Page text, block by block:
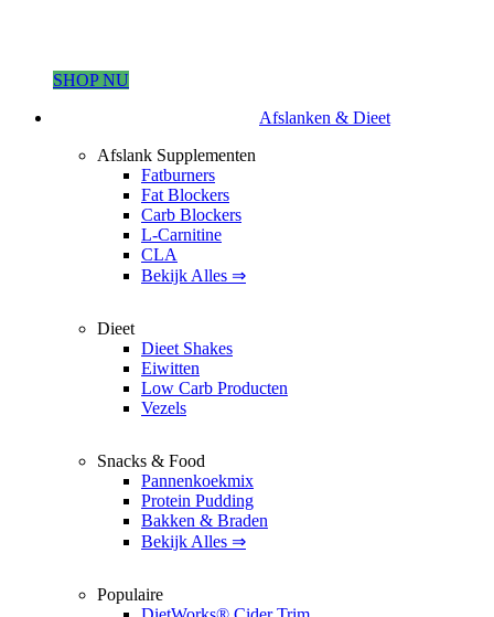
SHOP NU
Afslanken & Dieet
Afslank Supplementen
Fatburners
Fat Blockers
Carb Blockers
L-Carnitine
CLA
Bekijk Alles ⇒
Dieet
Dieet Shakes
Eiwitten
Low Carb Producten
Vezels
Snacks & Food
Pannenkoekmix
Protein Pudding
Bakken & Braden
Bekijk Alles ⇒
Populaire